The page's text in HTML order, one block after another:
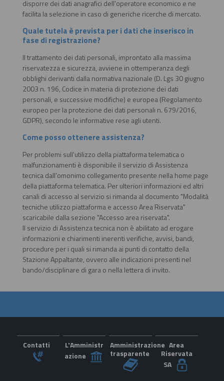
disporre dei dati anagrafici dell'operatore economico e ne
facilita la selezione in caso di generiche ricerche di mercato.
Quale tutela è prevista per i dati che inserisco in
fase di registrazione?
Il trattamento dei dati personali, improntato alla massima
riservatezza e sicurezza, avviene in ottemperanza degli
obblighi derivanti dalla normativa nazionale (D. Lgs 30 giugno
2003 n. 196, Codice in materia di protezione dei dati
personali, e successive modifiche) e europea (Regolamento
europeo per la protezione dei dati personali n. 679/2016,
GDPR), secondo le informative rese agli utenti.
Come posso ottenere assistenza?
Per problemi sull'utilizzo della piattaforma telematica o
malfunzionamenti è disponibile il servizio di Assistenza
tecnica dall'omonimo collegamento presente nella home page
della piattaforma telematica. Per ulteriori informazioni ed altri
canali di accesso al servizio si rimanda al documento "Modalità
tecniche utilizzo piattaforma e accesso Area Riservata"
scaricabile dalla sezione "Accesso area riservata".
Il servizio di Assistenza tecnica non è abilitato ad erogare
informazioni e chiarimenti inerenti verifiche, avvisi, bandi,
procedure per i quali si rimanda ai punti di contatto della
Stazione Appaltante, ovvero alle indicazioni presenti nel
bando/disciplinare di gara o nella lettera di invito.
Contatti
L'Amministr
azione
Amministrazione
trasparente
Area
Riservata
SA